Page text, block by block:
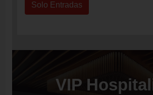
Solo Entradas
VIP